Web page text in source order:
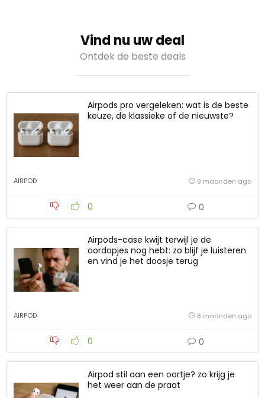
Vind nu uw deal
Ontdek de beste deals
Airpods pro vergeleken: wat is de beste
keuze, de klassieke of de nieuwste?
AIRPOD 9 maanden ago
0 0
Airpods-case kwijt terwijl je de
oordopjes nog hebt: zo blijf je luisteren
en vind je het doosje terug
AIRPOD 8 maanden ago
0 0
Airpod stil aan een oortje? zo krijg je
het weer aan de praat